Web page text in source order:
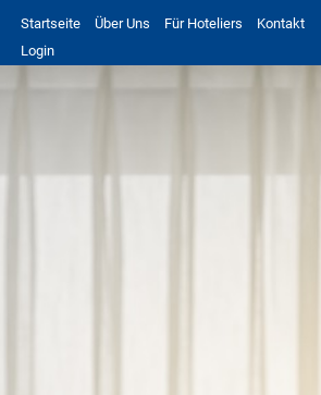
Startseite Über Uns Für Hoteliers
Kontakt
Login